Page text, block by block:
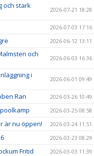
och stark
2026-07-21 18:28
2026-07-03 17:16
2026-06-12 13:11
och
2026-06-03 16:36
i
2026-06-01 09:49
Ran 2026-03-26 10:49
2026-03-25 08:58
är nu öppen! 2026-03-24 11:51
2026-03-23 08:29
Fritid 2026-03-03 11:39